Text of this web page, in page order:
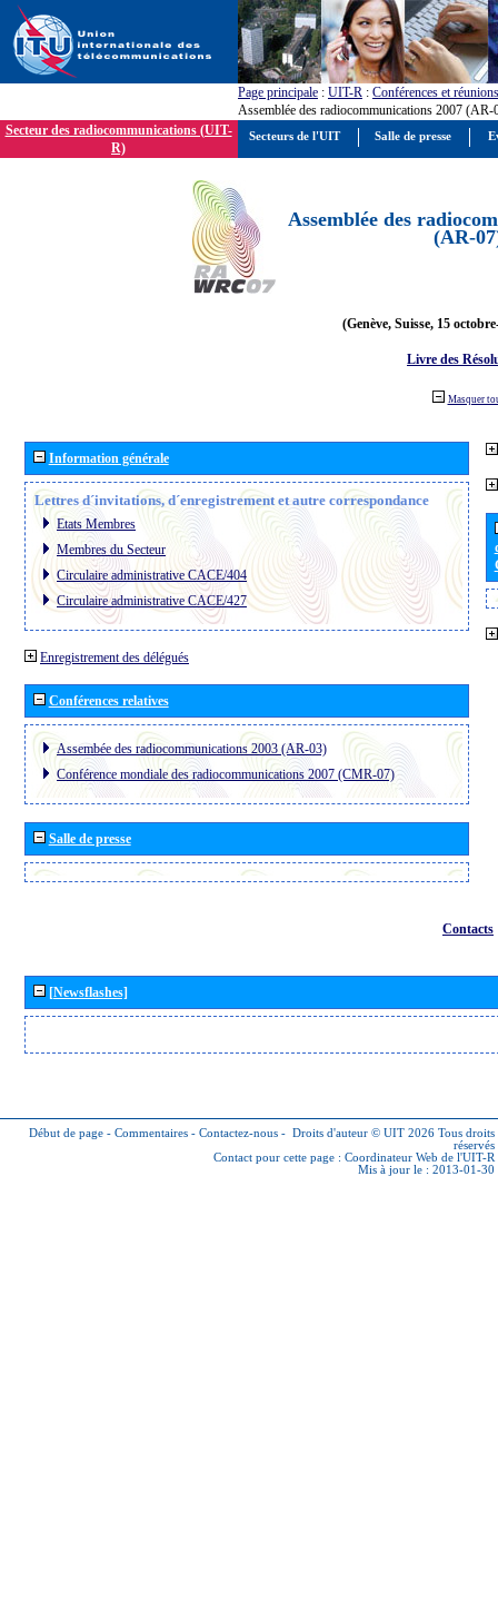
Page principale : UIT-R : Conférences et réunions
Assemblée des radiocommunications 2007 (AR-
Secteur des radiocommunications (UIT-
R)
Assemblée des
(AR-
(Genève, Suisse, 15
Livre des
Masquer
Information générale
Lettres d´invitations, d´enregistrement et autre correspondance
Etats Membres
Membres du Secteur
Circulaire administrative CACE/404
Circulaire administrative CACE/427
Enregistrement des délégués
Conférences relatives
Assembée des radiocommunications 2003 (AR-03)
Conférence mondiale des radiocommunications 2007 (CMR-07)
Salle de presse
Contacts
[Newsflashes]
Début de page - Commentaires - Contactez-nous - Droits d'auteur © UIT 2026 Tous droits
réservés
Contact pour cette page : Coordinateur Web de l'UIT-R
Mis à jour le : 2013-01-30
Secteurs de l'UIT Salle de presse